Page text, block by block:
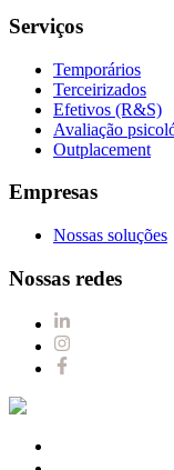
Serviços
Temporários
Terceirizados
Efetivos (R&S)
Avaliação
Outplacement
Empresas
Nossas soluções
Nossas redes